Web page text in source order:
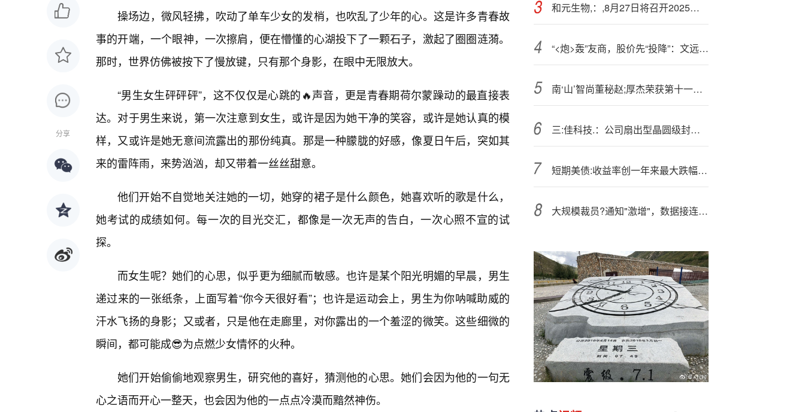
分享
操场边，微风轻拂，吹动了单车少女的发梢，也吹乱了少年的心。这是许多青春故
事的开端，一个眼神，一次擦肩，便在懵懂的心湖投下了一颗石子，激起了圈圈涟漪。
那时，世界仿佛被按下了慢放键，只有那个身影，在眼中无限放大。
“男生女生砰砰砰”，这不仅仅是心跳的🔥声音，更是青春期荷尔蒙躁动的最直接表
达。对于男生来说，第一次注意到女生，或许是因为她干净的笑容，或许是她认真的模
样，又或许是她无意间流露出的那份纯真。那是一种朦胧的好感，像夏日午后，突如其
来的雷阵雨，来势汹汹，却又带着一丝丝甜意。
他们开始不自觉地关注她的一切，她穿的裙子是什么颜色，她喜欢听的歌是什么，
她考试的成绩如何。每一次的目光交汇，都像是一次无声的告白，一次心照不宣的试
探。
而女生呢？她们的心思，似乎更为细腻而敏感。也许是某个阳光明媚的早晨，男生
递过来的一张纸条，上面写着“你今天很好看”；也许是运动会上，男生为你呐喊助威的
汗水飞扬的身影；又或者，只是他在走廊里，对你露出的一个羞涩的微笑。这些细微的
瞬间，都可能成😎为点燃少女情怀的火种。
她们开始偷偷地观察男生，研究他的喜好，猜测他的心思。她们会因为他的一句无
心之语而开心一整天，也会因为他的一点点冷漠而黯然神伤。
和元生物,：,8月27日将召开2025年半年度业绩说明会
“<炮>轰”友商，股价先“投降”：文远知行港股暗盘大跌超23%
南‘山’智尚董秘赵;厚杰荣获第十一届金麒麟·金牌董秘责任先锋奖
三:佳科技.：公司扇出型晶圆级封装产品距离批量生产及后续研发还有很多难关需要解决且存在不确定性
短期美债:收益率创一年来最大跌幅 非农就业放缓令9月降息概率增至八成
大规模裁员?通知"激增"，数据接连“报警”，美国就业市场急转直下